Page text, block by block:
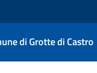
di Grotte di Castro